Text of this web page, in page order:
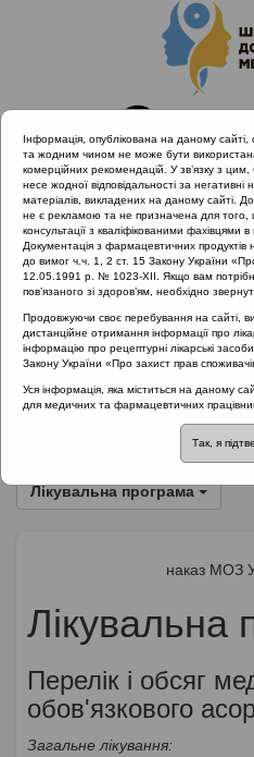
Головна Нормативні
Рубрика:
Фарингіти
Назва:
Протокол надання медичної
фарингітом
Лікувальна програма
наказ МОЗ
Лікувальна
Перелік і обсяг
обов'язкового
Загальне лікування:
Інформація, опублікована на даному
та жодним чином не може бути
комерційних рекомендацій. У зв’язку з
несе жодної відповідальності за
матеріалів, викладених на даному сайті.
не є рекламою та не призначена для того,
консультації з кваліфікованими фахівцями
Документація з фармацевтичних
до вимог ч.ч. 1, 2 ст. 15 Закону України
12.05.1991 р. № 1023-XII. Якщо вам
пов’язаного зі здоров’ям, необхідно
Продовжуючи своє перебування на сайті,
дистанційне отримання інформації про
інформацію про рецептурні лікарські
Закону України «Про захист прав
Уся інформація, яка міститься на даному
для медичних та фармацевтичних
Так, я